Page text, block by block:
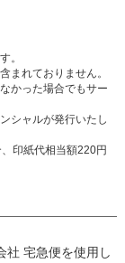
。
まれておりません。
かった場合でもサー
シャルが発行いたし
印紙代相当額220円
社 宅急便を使用し